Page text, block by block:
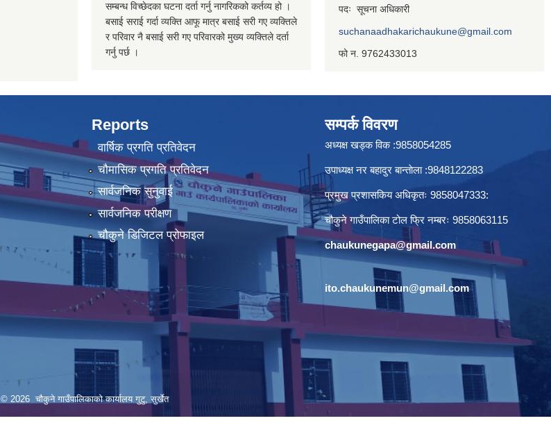
सम्बन्ध विच्छेदका घटना दर्ता गर्नु नागरिकको कर्तव्य हो ।
बसाई सराई गर्दा व्यक्ति आफू मात्र बसाई सरी गए व्यक्तिले
र परिवार नै बसाई सरी गए परिवारको मुख्य व्यक्तिले दर्ता
गर्नु पर्छ ।
पदः सूचना अधिकारी
suchanaadhakarichaukune@gmail.com
फो न. 9762433013
Reports
वार्षिक प्रगति प्रतिवेदन
चौमासिक प्रगति प्रतिवेदन
सार्वजनिक सुनुवाई
सार्वजनिक परीक्षण
चौकुने डिजिटल प्रोफाइल
सम्पर्क विवरण
अध्यक्ष खड्क विक :9858054285
उपाध्यक्ष नर बहादुर बान्ताेला :9848122283
प्रमुख प्रशासकिय अधिकृतः 9858047333:
चौकुने गाउँपालिका टोल फ्रि नम्बरः 9858063115
chaukunegapa@gmail.com
ito.chaukunemun@gmail.com
© 2026 चौकुने गाउँपालिकाकाे कार्यालय गुटु, सुर्खेत